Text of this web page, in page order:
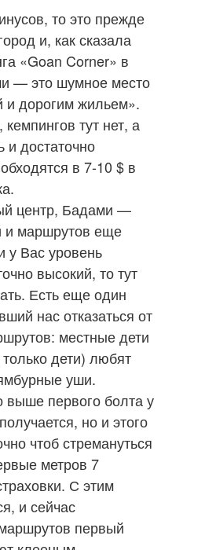
то это прежде
и, как сказала
«Goan Corner» в
— это шумное место
и дорогим жильем».
тут нет, а
и достаточно
в 7-10 $ в
центр, Бадами —
и маршрутов еще
у Вас уровень
высокий, то тут
Есть еще один
нас отказаться от
местные дети
дети) любят
уши.
выше первого болта у
но и этого
чтоб стремануться
метров 7
С этим
и сейчас
первый